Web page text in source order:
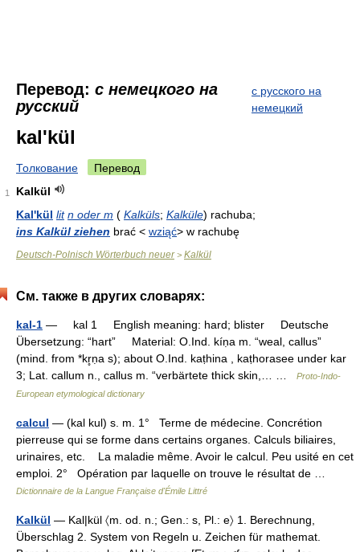
Перевод: с немецкого на
русский
с русского на
немецкий
kal'kül
Толкование Перевод
1
Kalkül
Kal'kül lit n oder m ( Kalküls; Kalküle) rachuba;
ins Kalkül ziehen brać < wziąć> w rachubę
Deutsch-Polnisch Wörterbuch neuer> Kalkül
См. также в других словарях:
kal-1 — kal 1 English meaning: hard; blister Deutsche
Übersetzung: “hart” Material: O.Ind. kíṇa m. “weal, callus”
(mind. from *kr̥ṇa s); about O.Ind. kaṭhina , kaṭhorasee under kar
3; Lat. callum n., callus m. “verbärtete thick skin,… …
Proto-Indo-
European etymological dictionary
calcul — (kal kul) s. m. 1° Terme de médecine. Concrétion
pierreuse qui se forme dans certains organes. Calculs biliaires,
urinaires, etc. La maladie même. Avoir le calcul. Peu usité en cet
emploi. 2° Opération par laquelle on trouve le résultat de …
Dictionnaire de la Langue Française d'Émile Littré
Kalkül — Kal|kül 〈m. od. n.; Gen.: s, Pl.: e〉 1. Berechnung,
Überschlag 2. System von Regeln u. Zeichen für mathemat.